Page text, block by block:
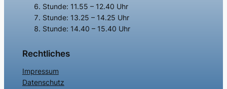
Stunde: 11.55 – 12.40 Uhr
Stunde: 13.25 – 14.25 Uhr
Stunde: 14.40 – 15.40 Uhr
Rechtliches
Impressum
Datenschutz